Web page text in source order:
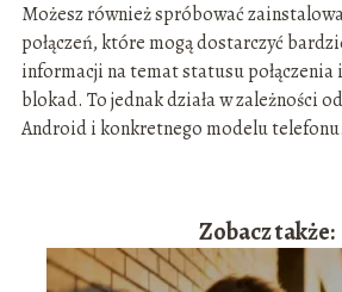
Możesz również spróbować
połączeń, które mogą dostarczyć
informacji na temat statusu połączenia
blokad. To jednak działa w zależności
Android i konkretnego modelu telefonu.
Zobacz także: